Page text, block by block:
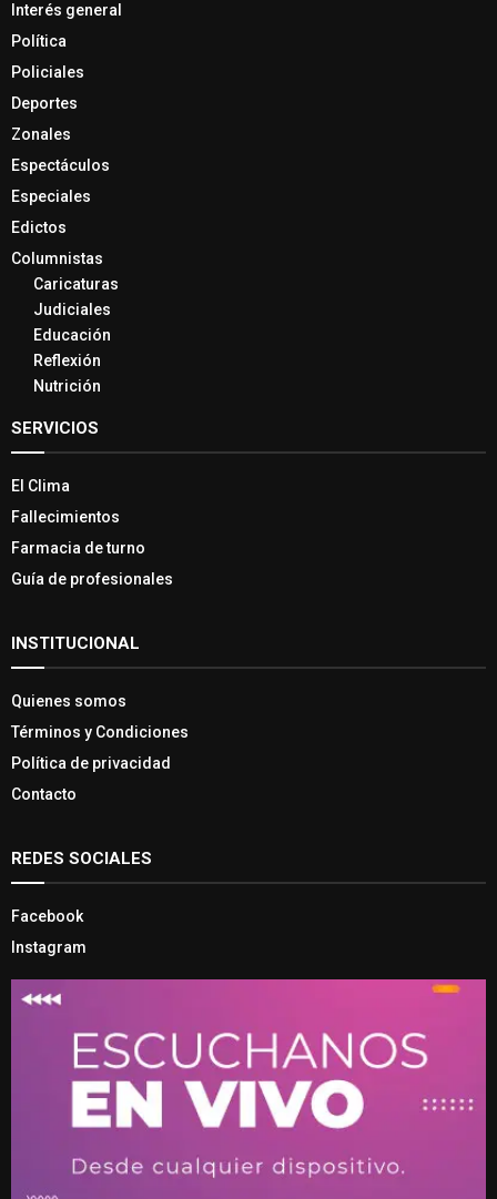
Interés general
Política
Policiales
Deportes
Zonales
Espectáculos
Especiales
Edictos
Columnistas
Caricaturas
Judiciales
Educación
Reflexión
Nutrición
SERVICIOS
El Clima
Fallecimientos
Farmacia de turno
Guía de profesionales
INSTITUCIONAL
Quienes somos
Términos y Condiciones
Política de privacidad
Contacto
REDES SOCIALES
Facebook
Instagram